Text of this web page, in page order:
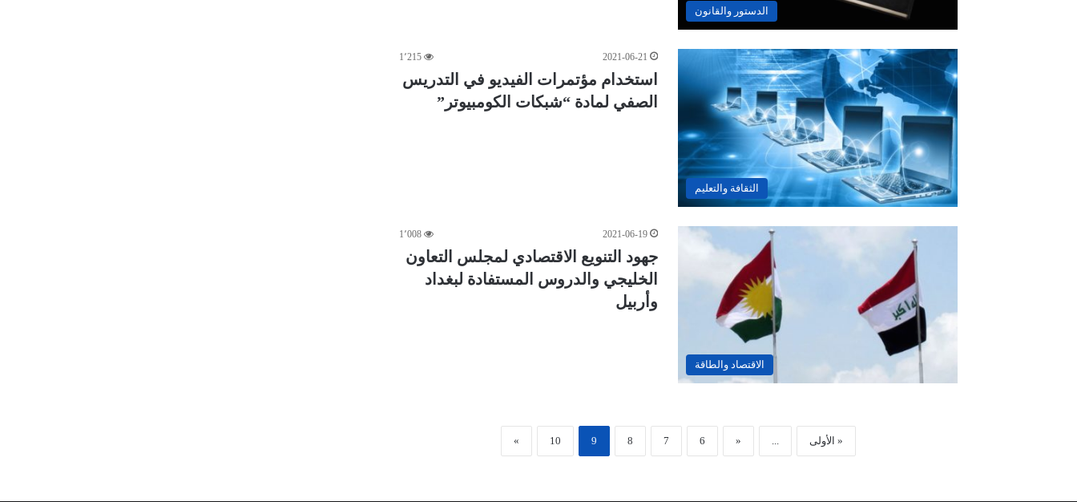
الدستور والقانون
الثقافة والتعليم
2021-06-21 1٬215
استخدام مؤتمرات الفيديو في التدريس
الصفي لمادة “شبكات الكومبيوتر”
الاقتصاد والطاقة
2021-06-19 1٬008
جهود التنويع الاقتصادي لمجلس التعاون
الخليجي والدروس المستفادة لبغداد
وأربيل
« الأولى ...
«
6
7
8
9
10
»